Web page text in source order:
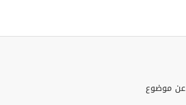
عن موضوع